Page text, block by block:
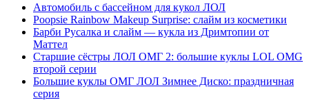
Автомобиль с бассейном для кукол ЛОЛ
Poopsie Rainbow Makeup Surprise: слайм из косметики
Барби Русалка и слайм — кукла из Дримтопии от
Маттел
Старшие сёстры ЛОЛ ОМГ 2: большие куклы LOL OMG
второй серии
Большие куклы ОМГ ЛОЛ Зимнее Диско: праздничная
серия